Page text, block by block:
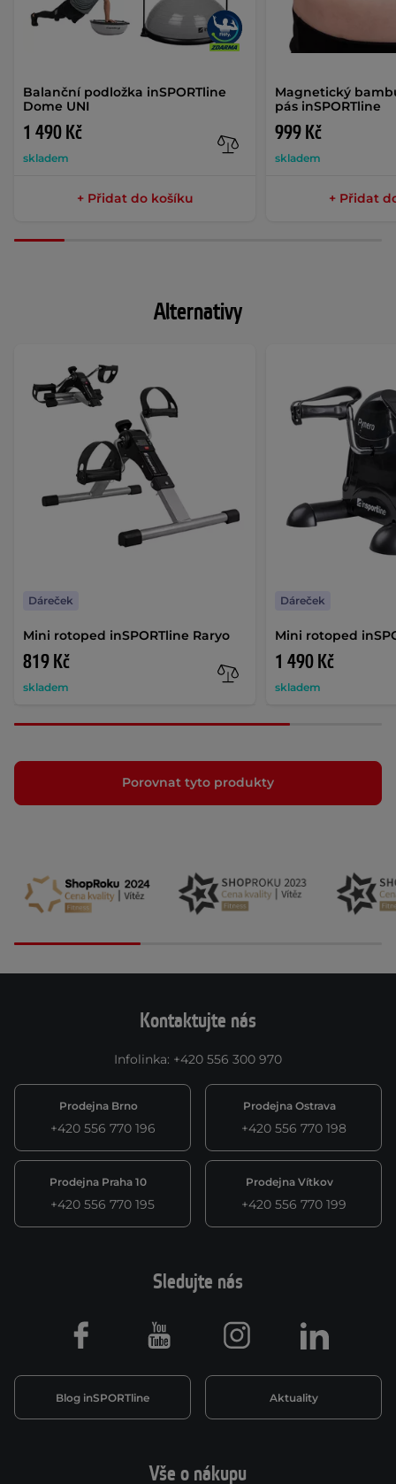
Balanční podložka inSPORTline
Dome UNI
1 490 Kč
skladem
+ Přidat do košíku
Magnetický
pás inSPORTline
999 Kč
skladem
+ Přidat
Alternativy
Mini rotoped inSPORTline Raryo
819 Kč
skladem
Dáreček
Mini rotoped
1 490 Kč
skladem
Dáreček
Porovnat tyto produkty
Kontaktujte nás
Infolinka: +420 556 300 970
Prodejna Brno
+420 556 770 196
Prodejna Ostrava
+420 556 770 198
Prodejna Praha 10
+420 556 770 195
Prodejna Vítkov
+420 556 770 199
Vše o nákupu
Sledujte nás
Blog inSPORTline Aktuality
Facebook Youtube Instagram LinkedIn